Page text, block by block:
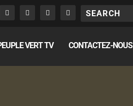
VERT TV CONTACTEZ-NOUS